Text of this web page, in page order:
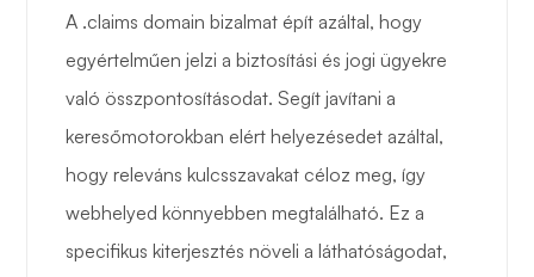
A .claims domain bizalmat épít azáltal, hogy
egyértelműen jelzi a biztosítási és jogi ügyekre
való összpontosításodat. Segít javítani a
keresőmotorokban elért helyezésedet azáltal,
hogy releváns kulcsszavakat céloz meg, így
webhelyed könnyebben megtalálható. Ez a
specifikus kiterjesztés növeli a láthatóságodat,